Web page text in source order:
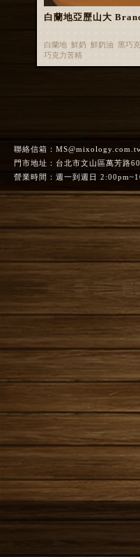
白蘭地亞歷山大
白蘭地 鮮奶 鮮奶油 黑巧
巧克力苦精
聯絡信箱：
門市地址：台北市文山區萬芳路
營業時間：週一到週日